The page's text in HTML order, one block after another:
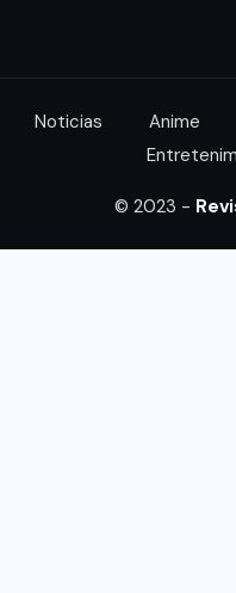
Noticias Anime
© 2023 -